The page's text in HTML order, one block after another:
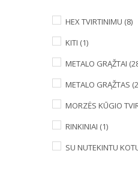
HEX TVIRTINIMU (8)
KITI (1)
METALO GRĄŽTAI
METALO GRĄŽTAS
MORZĖS KŪGIO
RINKINIAI (1)
SU NUTEKINTU